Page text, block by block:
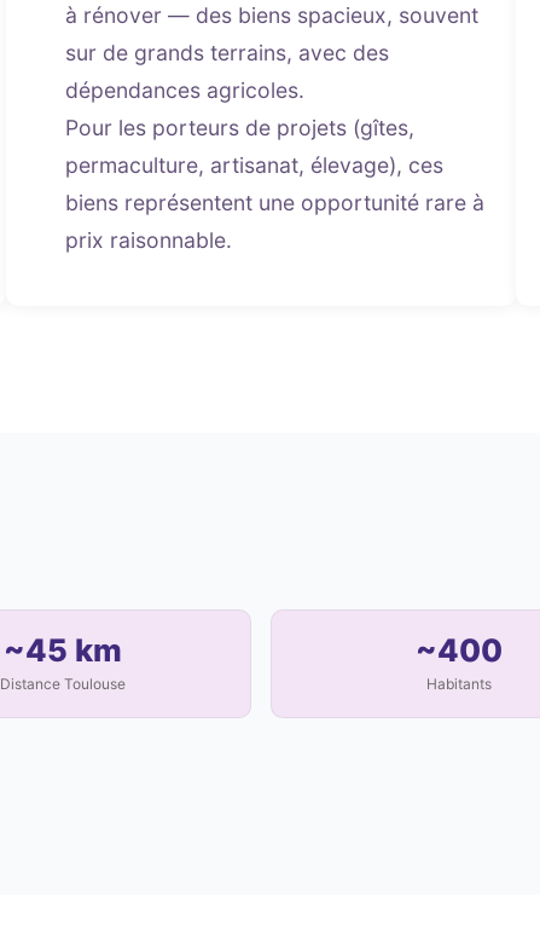
à rénover — des biens spacieux, souvent
sur de grands terrains, avec des
dépendances agricoles.
Pour les porteurs de projets (gîtes,
permaculture, artisanat, élevage), ces
biens représentent une opportunité rare à
prix raisonnable.
~45 km
Distance Toulouse
~400
Habitants